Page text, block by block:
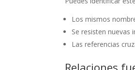
Los mismos
Se resisten nuevas
Las referencias
Relaciones